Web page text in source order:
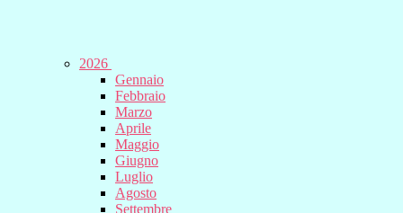
2026
Gennaio
Febbraio
Marzo
Aprile
Maggio
Giugno
Luglio
Agosto
Settembre